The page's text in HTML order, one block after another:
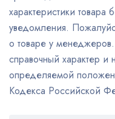
характеристики товара
уведомления.
о товаре у
справочный характер и
определяемой
Кодекса Российской